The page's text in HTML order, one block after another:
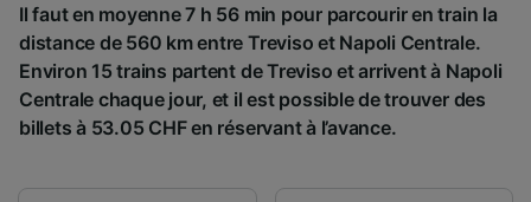
Il faut en moyenne 7 h 56 min pour parcourir en train la
distance de 560 km entre Treviso et Napoli Centrale.
Environ 15 trains partent de Treviso et arrivent à Napoli
Centrale chaque jour, et il est possible de trouver des
billets à 53.05 CHF en réservant à l’avance.
Vos données ne seront pas utilisées à des fins
de traçage si vous nous avez demandé de ne
pas vous tracer.
Nos équipes ainsi que nos partenaires
finalités suivantes :